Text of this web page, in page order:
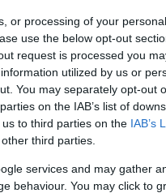
or processing of your
use the below opt-out
request is processed you
utilized by us or
You may separately opt-out
on the IAB’s list of
to third parties on the IAB’s
third parties.
services and may gather
behaviour. You may click to